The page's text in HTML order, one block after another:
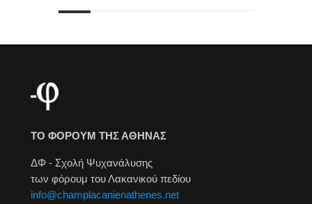
ΤΟ ΦΟΡΟΥΜ ΤΗΣ ΑΘΗΝΑΣ
ΔΦ - Σχολή Ψυχανάλυσης
των φόρουμ του Λακανικού πεδίου
info@champlacanienathenes.net